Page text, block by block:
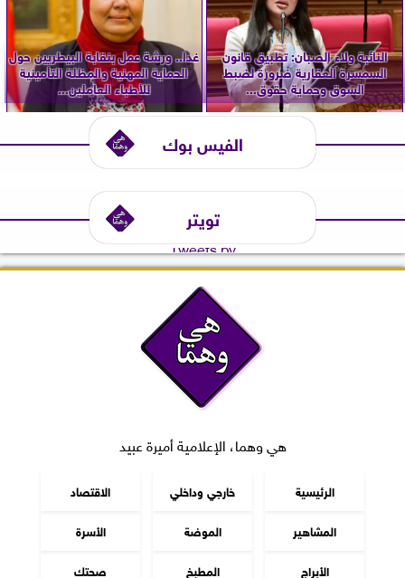
النائبة ولاء الصبان: تطبيق قانون
السمسرة العقارية ضرورة لضبط
السوق وحماية حقوق...
غدا.. ورشة عمل بنقابة البيطريين حول
الحماية المهنية والمظلة التأمينية
للأطباء العاملين...
الفيس بوك
تويتر
Tweets by
هي وهما، الإعلامية أميرة عبيد
الرئيسية خارجي وداخلي
الاقتصاد
المشاهير
الموضة
الأسرة
الأبراج
المطبخ صحتك